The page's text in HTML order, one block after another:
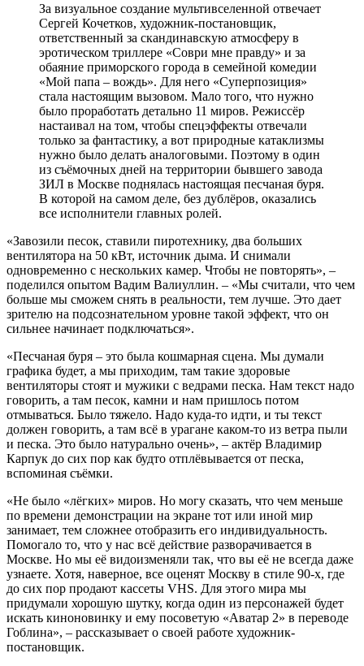
За визуальное создание мультивселенной отвечает
Сергей Кочетков, художник-постановщик,
ответственный за скандинавскую атмосферу в
эротическом триллере «Соври мне правду» и за
обаяние приморского города в семейной комедии
«Мой папа – вождь». Для него «Суперпозиция»
стала настоящим вызовом. Мало того, что нужно
было проработать детально 11 миров. Режиссёр
настаивал на том, чтобы спецэффекты отвечали
только за фантастику, а вот природные катаклизмы
нужно было делать аналоговыми. Поэтому в один
из съёмочных дней на территории бывшего завода
ЗИЛ в Москве поднялась настоящая песчаная буря.
В которой на самом деле, без дублёров, оказались
все исполнители главных ролей.
«Завозили песок, ставили пиротехнику, два больших
вентилятора на 50 кВт, источник дыма. И снимали
одновременно с нескольких камер. Чтобы не повторять», –
поделился опытом Вадим Валиуллин. – «Мы считали, что чем
больше мы сможем снять в реальности, тем лучше. Это дает
зрителю на подсознательном уровне такой эффект, что он
сильнее начинает подключаться».
«Песчаная буря – это была кошмарная сцена. Мы думали
графика будет, а мы приходим, там такие здоровые
вентиляторы стоят и мужики с ведрами песка. Нам текст надо
говорить, а там песок, камни и нам пришлось потом
отмываться. Было тяжело. Надо куда-то идти, и ты текст
должен говорить, а там всё в урагане каком-то из ветра пыли
и песка. Это было натурально очень», – актёр Владимир
Карпук до сих пор как будто отплёвывается от песка,
вспоминая съёмки.
«Не было «лёгких» миров. Но могу сказать, что чем меньше
по времени демонстрации на экране тот или иной мир
занимает, тем сложнее отобразить его индивидуальность.
Помогало то, что у нас всё действие разворачивается в
Москве. Но мы её видоизменяли так, что вы её не всегда даже
узнаете. Хотя, наверное, все оценят Москву в стиле 90-х, где
до сих пор продают кассеты VHS. Для этого мира мы
придумали хорошую шутку, когда один из персонажей будет
искать киноновинку и ему посоветую «Аватар 2» в переводе
Гоблина», – рассказывает о своей работе художник-
постановщик.